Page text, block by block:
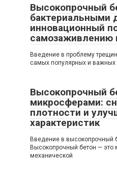
Высокопрочный
бактериальными
инновационный
самозаживлению
Введение в проблему
самых популярных и важных
Высокопрочный
микросферами:
плотности и
характеристик
Введение в высокопрочный
Высокопрочный бетон — это
механической